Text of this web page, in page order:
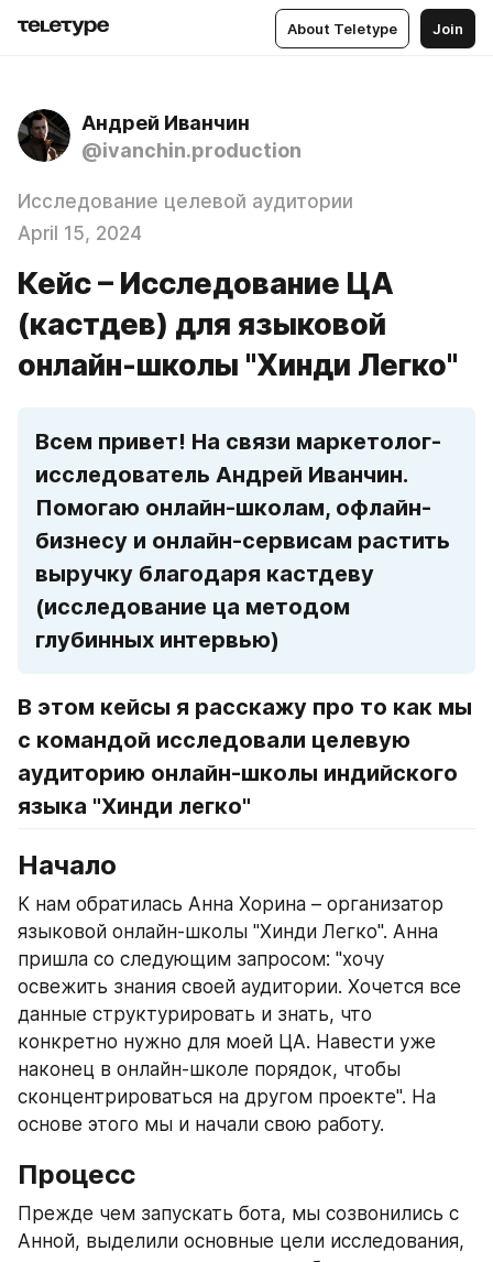
About Teletype Join
Андрей Иванчин
@ivanchin.production
Исследование целевой аудитории
April 15, 2024
Кейс – Исследование ЦА
(кастдев) для языковой
онлайн-школы "Хинди Легко"
Всем привет! На связи маркетолог-
исследователь Андрей Иванчин.
Помогаю онлайн-школам, офлайн-
бизнесу и онлайн-сервисам растить
выручку благодаря кастдеву
(исследование ца методом
глубинных интервью)
В этом кейсы я расскажу про то как мы
с командой исследовали целевую
аудиторию онлайн-школы индийского
языка "Хинди легко"
Начало
К нам обратилась Анна Хорина – организатор
языковой онлайн-школы "Хинди Легко". Анна
пришла со следующим запросом: "хочу
освежить знания своей аудитории. Хочется все
данные структурировать и знать, что
конкретно нужно для моей ЦА. Навести уже
наконец в онлайн-школе порядок, чтобы
сконцентрироваться на другом проекте". На
основе этого мы и начали свою работу.
Процесс
Прежде чем запускать бота, мы созвонились с
Анной, выделили основные цели исследования,